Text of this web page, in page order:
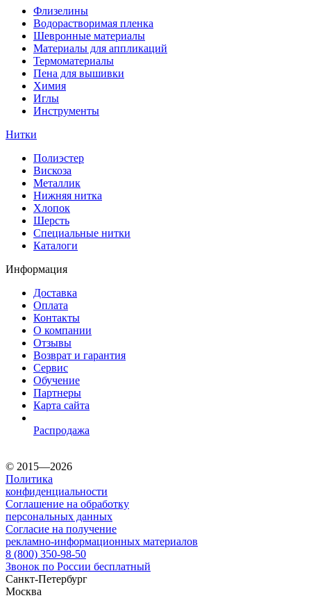
Флизелины
Водорастворимая пленка
Шевронные материалы
Материалы для аппликаций
Термоматериалы
Пена для вышивки
Химия
Иглы
Инструменты
Нитки
Полиэстер
Вискоза
Металлик
Нижняя нитка
Хлопок
Шерсть
Специальные нитки
Каталоги
Информация
Доставка
Оплата
Контакты
О компании
Отзывы
Возврат и гарантия
Сервис
Обучение
Партнеры
Карта сайта
Распродажа
© 2015—2026
Политика
конфиденциальности
Соглашение на обработку
персональных данных
Согласие на получение
рекламно-информационных материалов
8 (800) 350-98-50
Звонок по России бесплатный
Санкт-Петербург
Москва